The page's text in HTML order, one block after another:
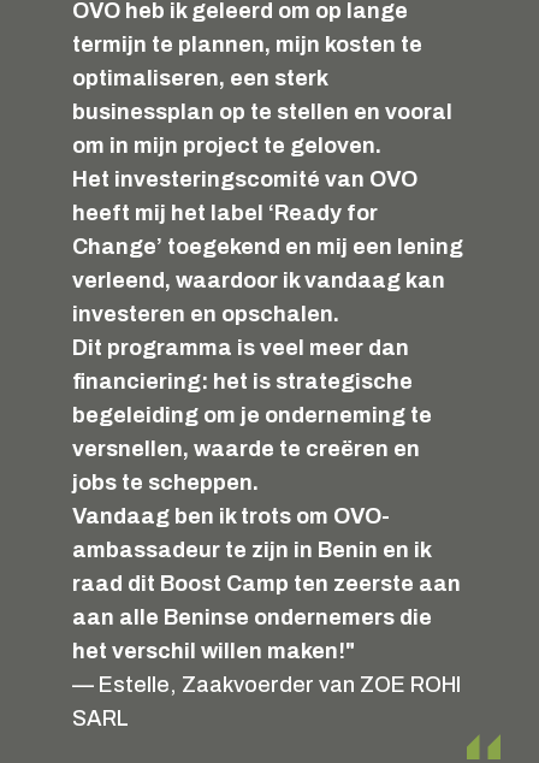
OVO heb ik geleerd om op lange
termijn te plannen, mijn kosten te
optimaliseren, een sterk
businessplan op te stellen en vooral
om in mijn project te geloven.
Het investeringscomité van OVO
heeft mij het label ‘Ready for
Change’ toegekend en mij een lening
verleend, waardoor ik vandaag kan
investeren en opschalen.
Dit programma is veel meer dan
financiering: het is strategische
begeleiding om je onderneming te
versnellen, waarde te creëren en
jobs te scheppen.
Vandaag ben ik trots om OVO-
ambassadeur te zijn in Benin en ik
raad dit Boost Camp ten zeerste aan
aan alle Beninse ondernemers die
het verschil willen maken!"
— Estelle, Zaakvoerder van ZOE ROHI
SARL